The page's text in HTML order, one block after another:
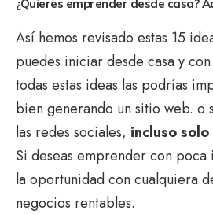
¿Quieres emprender desde casa?
Así hemos revisado estas 15
puedes iniciar desde casa y
todas estas ideas las podrías
bien generando un sitio web. o
las redes sociales, incluso
Si deseas emprender con poca
la oportunidad con cualquiera
negocios rentables.